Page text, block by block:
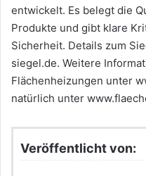
entwickelt. Es belegt die
Produkte und gibt klare
Sicherheit. Details zum
siegel.de. Weitere
Flächenheizungen unter
natürlich unter
Veröffentlicht von: